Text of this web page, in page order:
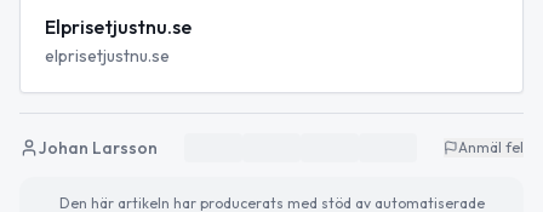
Elprisetjustnu.se
elprisetjustnu.se
Johan Larsson Anmäl fel
Den här artikeln har producerats med stöd av automatiserade